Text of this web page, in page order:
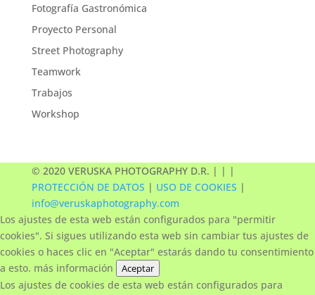
Fotografía Gastronómica
Proyecto Personal
Street Photography
Teamwork
Trabajos
Workshop
© 2020 VERUSKA PHOTOGRAPHY D.R. | | |
PROTECCIÓN DE DATOS | USO DE COOKIES |
info@veruskaphotography.com
Los ajustes de esta web están configurados para "permitir
cookies". Si sigues utilizando esta web sin cambiar tus ajustes de
cookies o haces clic en "Aceptar" estarás dando tu consentimiento
a esto. más información Aceptar
Los ajustes de cookies de esta web están configurados para